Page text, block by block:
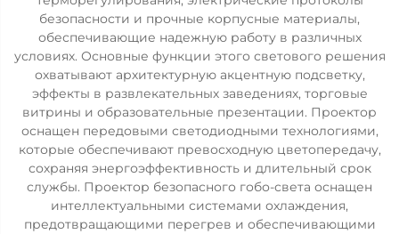
безопасности и прочные корпусные материалы,
обеспечивающие надежную работу в различных
условиях. Основные функции этого светового решения
охватывают архитектурную акцентную подсветку,
эффекты в развлекательных заведениях, торговые
витрины и образовательные презентации. Проектор
оснащен передовыми светодиодными технологиями,
которые обеспечивают превосходную цветопередачу,
сохраняя энергоэффективность и длительный срок
службы. Проектор безопасного гобо-света оснащен
интеллектуальными системами охлаждения,
предотвращающими перегрев и обеспечивающими